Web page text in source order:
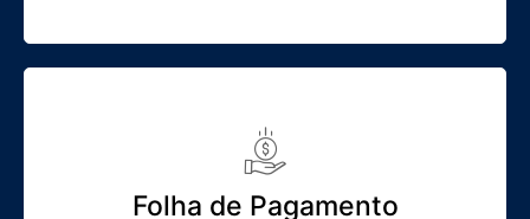
Folha de Pagamento